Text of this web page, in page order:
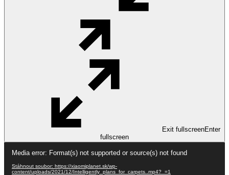
Exit fullscreenEnter
fullscreen
Video
přehrávač
Media error: Format(s) not supported or source(s) not found
Stáhnout soubor: https://xiaomiplanet.sk/wp-
content/uploads/2021/12/Intelligently_plans_for_carpets..mp4?_=1